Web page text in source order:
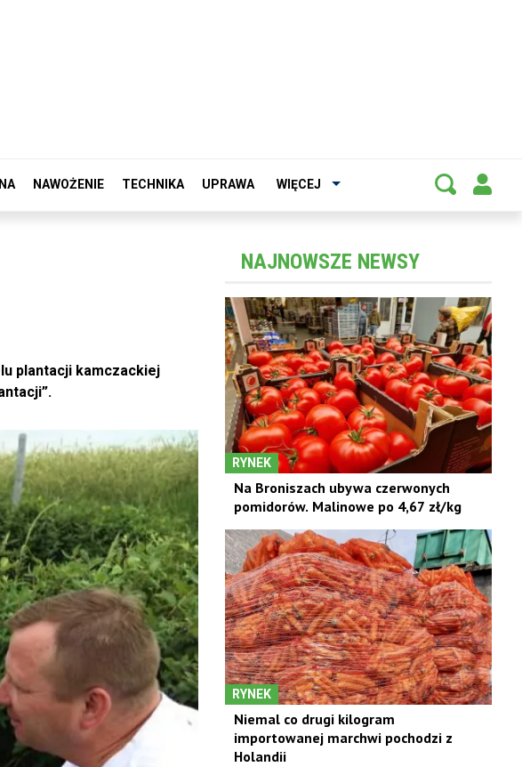
NAWOŻENIE TECHNIKA UPRAWA WIĘCEJ
plantacji kamczackiej
NAJNOWSZE NEWSY
RYNEK
Na Broniszach ubywa czerwonych
pomidorów. Malinowe po 4,67 zł/kg
RYNEK
Niemal co drugi kilogram
importowanej marchwi pochodzi z
Holandii